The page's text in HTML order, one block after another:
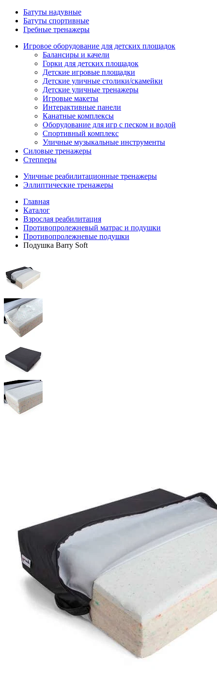
Батуты надувные
Батуты спортивные
Гребные тренажеры
Игровое оборудование для детских площадок
Балансиры и качели
Горки для детских площадок
Детские игровые площадки
Детские уличные столики/скамейки
Детские уличные тренажеры
Игровые макеты
Интерактивные панели
Канатные комплексы
Оборудование для игр с песком и водой
Спортивный комплекс
Уличные музыкальные инструменты
Силовые тренажеры
Степперы
Уличные реабилитационные тренажеры
Эллиптические тренажеры
Главная
Каталог
Взрослая реабилитация
Противопролежневый матрас и подушки
Противопролежневые подушки
Подушка Barry Soft